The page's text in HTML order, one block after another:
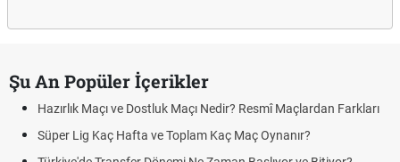
Şu An Popüler İçerikler
Hazırlık Maçı ve Dostluk Maçı Nedir? Resmî Maçlardan Farkları
Süper Lig Kaç Hafta ve Toplam Kaç Maç Oynanır?